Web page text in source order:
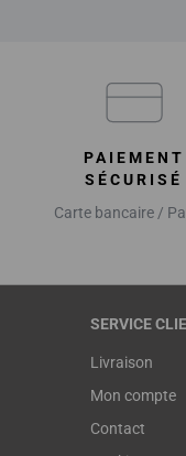
PAIEMENT
SÉCURISÉ
Carte bancaire /
SERVICE
Livraison
Mon compte
Contact